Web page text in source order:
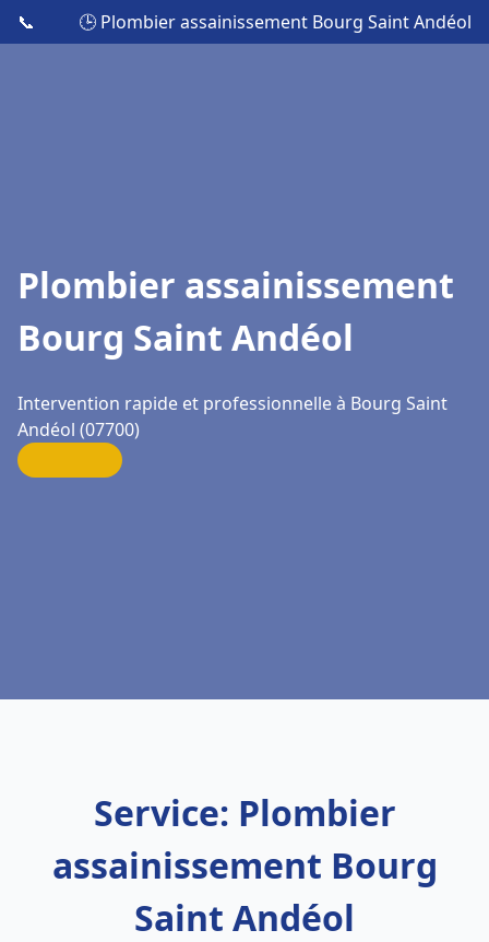
📞 🕒 Plombier assainissement Bourg Saint Andéol
Plombier assainissement
Bourg Saint Andéol
Intervention rapide et professionnelle à Bourg Saint
Andéol (07700)
Service: Plombier
assainissement Bourg
Saint Andéol